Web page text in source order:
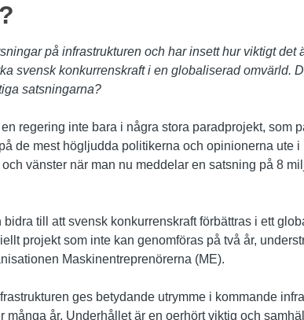
på infrastrukturen och har insett hur viktigt det
svensk konkurrenskraft i en globaliserad omvärld.
satsningarna?
regering inte bara i några stora paradprojekt, som
de mest högljudda politikerna och opinionerna ute
vänster när man nu meddelar en satsning på 8
till att svensk konkurrenskraft förbättras i ett
projekt som inte kan genomföras på två år,
Maskinentreprenörerna (ME).
ges betydande utrymme i kommande
många år. Underhållet är en oerhört viktig och